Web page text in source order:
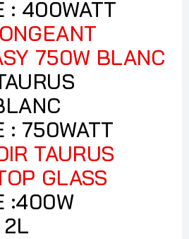
: 400WATT
750W BLANC
: 750WATT
TAURUS
GLASS
:400W
2L